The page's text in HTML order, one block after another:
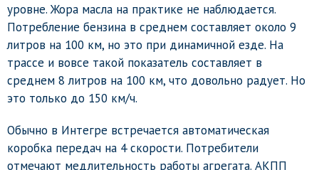
уровне. Жора масла на практике не наблюдается.
Потребление бензина в среднем составляет около 9
литров на 100 км, но это при динамичной езде. На
трассе и вовсе такой показатель составляет в
среднем 8 литров на 100 км, что довольно радует. Но
это только до 150 км/ч.
Обычно в Интегре встречается автоматическая
коробка передач на 4 скорости. Потребители
отмечают медлительность работы агрегата. АКПП